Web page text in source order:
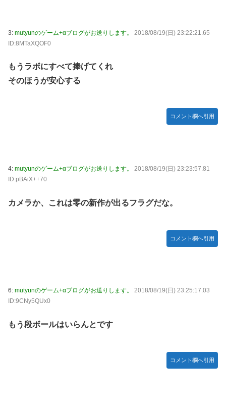
か…『もう何でも作れそうやな』
た？」 第29話
【悲報】エルデンリング始めたけど難しい
【画像】漫画・アニメの「武人系敵幹部」に付きまといがち
BYDの軽EV「ラッコ」受注が700台超 7月販売は125台
【画像あり】ロピアのパワー全開おにぎり「444円」がコチ
ラｗｗｗｗｗ
【NMB48】坂下真心期待できそう
3: mutyunのゲーム+αブログがお送りします。
2018/08/19(日) 23:22:21.65
ID:8MTaXQOF0
もうラボにすべて捧げてくれ
そのほうが安心する
コメント欄へ引用
4: mutyunのゲーム+αブログがお送りします。
2018/08/19(日) 23:23:57.81
ID:pBAiX++70
カメラか、これは零の新作が出るフラグだな。
コメント欄へ引用
6: mutyunのゲーム+αブログがお送りします。
2018/08/19(日) 23:25:17.03
ID:9CNy5QUx0
もう段ボールはいらんとです
コメント欄へ引用